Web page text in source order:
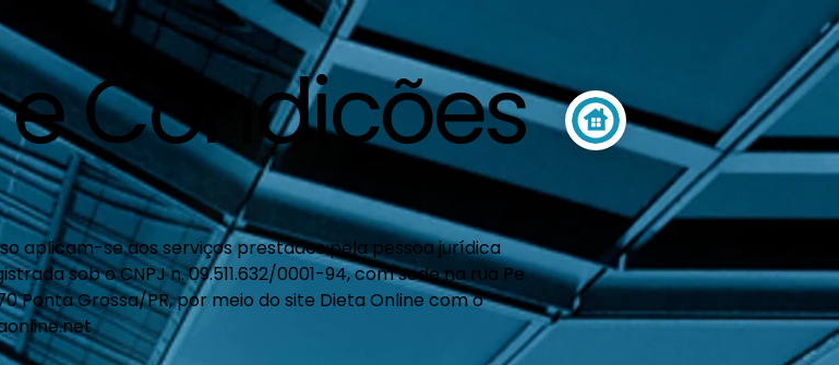
Condições
aplicam-se aos serviços prestados pela pessoa jurídica
sob o CNPJ n. 09.511.632/0001-94, com sede na rua Pe.
Ponta Grossa/PR, por meio do site Dieta Online com o